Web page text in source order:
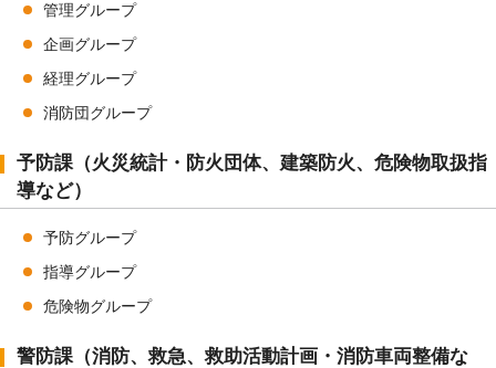
管理グループ
企画グループ
経理グループ
消防団グループ
予防課（火災統計・防火団体、建築防火、危険物取扱指
導など）
予防グループ
指導グループ
危険物グループ
警防課（消防、救急、救助活動計画・消防車両整備な